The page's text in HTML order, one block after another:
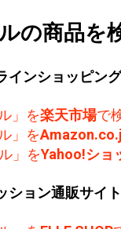
の商品を
インショッピン
」を楽天市場で
」を
」をYahoo!ショ
ション通販サイト